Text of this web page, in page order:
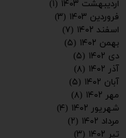
ارسال
اردیبهشت ۱۴۰۳
(۱)
فروردین ۱۴۰۳
(۳)
اسفند ۱۴۰۲
(۷)
بهمن ۱۴۰۲
(۵)
دی ۱۴۰۲
(۵)
آذر ۱۴۰۲
(۸)
آبان ۱۴۰۲
(۵)
مهر ۱۴۰۲
(۸)
شهریور ۱۴۰۲
(۴)
مرداد ۱۴۰۲
(۲)
تیر ۱۴۰۲
(۳)